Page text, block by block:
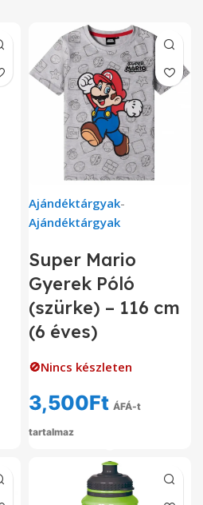
Ajándéktárgyak-
Ajándéktárgyak
Super Mario
Gyerek Póló
(szürke) – 116 cm
(6 éves)
🚫Nincs készleten
3,500Ft ÁFÁ-t
tartalmaz